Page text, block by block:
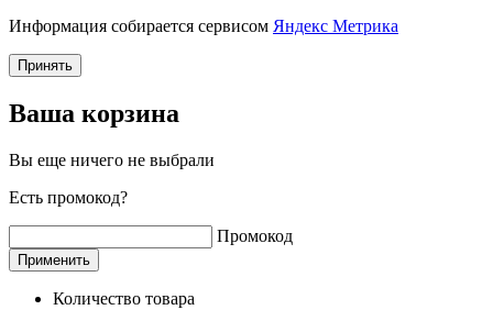
Информация собирается сервисом Яндекс Метрика
Принять
Ваша корзина
Вы еще ничего не выбрали
Есть промокод?
Промокод
Применить
Количество товара